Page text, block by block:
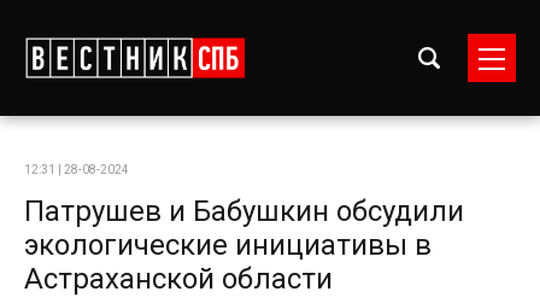
12:31 | 28-08-2024
Патрушев и Бабушкин обсудили
экологические инициативы в
Астраханской области